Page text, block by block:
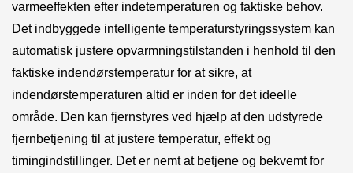
varmeeffekten efter indetemperaturen og faktiske behov.
Det indbyggede intelligente temperaturstyringssystem kan
automatisk justere opvarmningstilstanden i henhold til den
faktiske indendørstemperatur for at sikre, at
indendørstemperaturen altid er inden for det ideelle
område. Den kan fjernstyres ved hjælp af den udstyrede
fjernbetjening til at justere temperatur, effekt og
timingindstillinger. Det er nemt at betjene og bekvemt for